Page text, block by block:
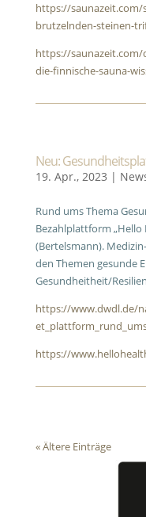
https://saunazeit.com/
brutzelnden-steinen-
https://saunazeit.com/
die-finnische-sauna-
Neu:
19. Apr., 2023 |
Rund ums Thema
Bezahlplattform „Hello
(Bertelsmann).
den Themen gesunde
Gesundheitheit/
https://www.dwdl.de/
https://
« Ältere Einträge